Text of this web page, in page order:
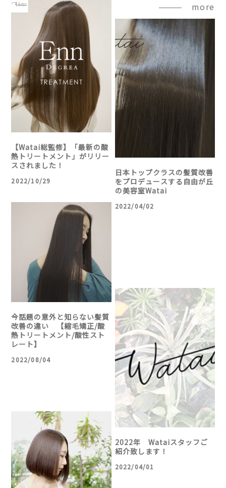
more
【Watai総監修】「最新の酸
熱トリートメント」がリリー
スされました！
2022/10/29
今話題の意外と知らない髪質
改善の違い 【縮毛矯正/酸
熱トリートメント/酸性スト
レート】
2022/08/04
日本トップクラスの髪質改善
をプロデュースする自由が丘
の美容室Watai
2022/04/02
2022年 Wataiスタッフご
紹介致します！
2022/04/01